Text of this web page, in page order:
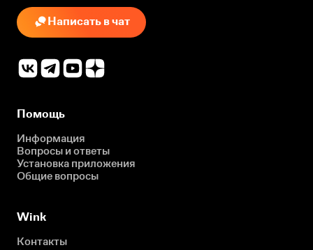
Написать в чат
Помощь
Информация
Вопросы и ответы
Установка приложения
Общие вопросы
Wink
Контакты